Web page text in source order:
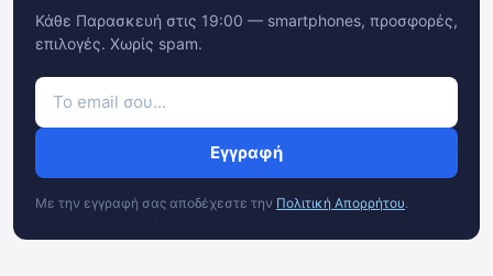
Κάθε Παρασκευή στις 19:00 — smartphones, προσφορές,
επιλογές. Χωρίς spam.
Εγγραφή
Με την εγγραφή σας αποδέχεστε την Πολιτική Απορρήτου.